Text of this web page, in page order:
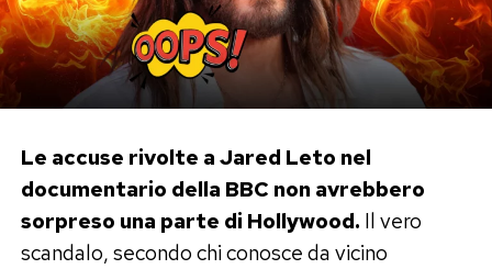
Le accuse rivolte a Jared Leto nel
documentario della BBC non avrebbero
sorpreso una parte di Hollywood. Il vero
scandalo, secondo chi conosce da vicino